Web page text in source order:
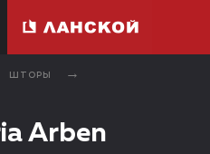
ШТОРЫ
Arben